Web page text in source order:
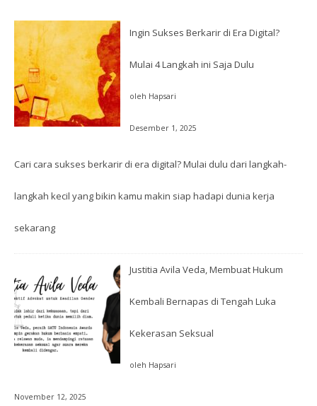
Ingin Sukses Berkarir di Era Digital?
Mulai 4 Langkah ini Saja Dulu
oleh Hapsari
Desember 1, 2025
Cari cara sukses berkarir di era digital? Mulai dulu dari langkah-
langkah kecil yang bikin kamu makin siap hadapi dunia kerja
sekarang
Justitia Avila Veda, Membuat Hukum
Kembali Bernapas di Tengah Luka
Kekerasan Seksual
oleh Hapsari
November 12, 2025